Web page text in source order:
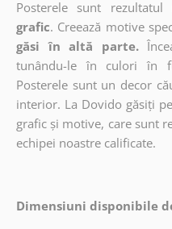
Posterele sunt rezultatul
grafic. Creează motive
găsi în altă parte.
tunându-le în culori în
Posterele sunt un decor
interior. La Dovido găsiți
grafic și motive, care sunt
echipei noastre calificate.
Dimensiuni disponibile